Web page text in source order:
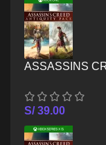
ASSASSINS
S/39.00